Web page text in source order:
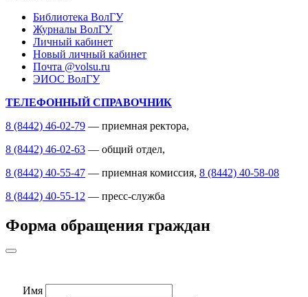
Библиотека ВолГУ
Журналы ВолГУ
Личный кабинет
Новый личный кабинет
Почта @volsu.ru
ЭИОС ВолГУ
ТЕЛЕФОННЫЙ СПРАВОЧНИК
8 (8442) 46-02-79 — приемная ректора,
8 (8442) 46-02-63 — общий отдел,
8 (8442) 40-55-47 — приемная комиссия, 8 (8442) 40-58-08
8 (8442) 40-55-12 — пресс-служба
Форма обращения граждан
Имя